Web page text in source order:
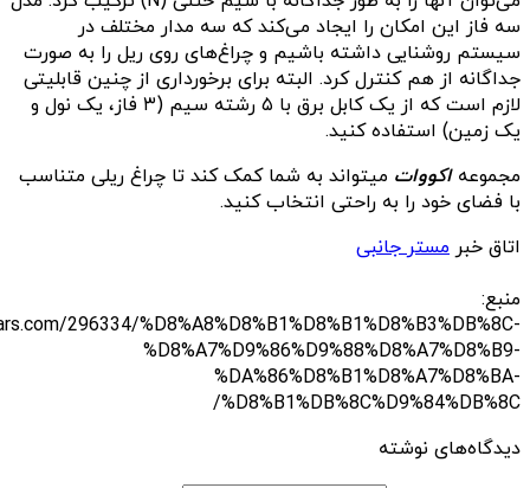
سه فاز این امکان را ایجاد می‌کند که سه مدار مختلف در
سیستم روشنایی داشته باشیم و چراغ‌های روی ریل را به صورت
جداگانه از هم کنترل کرد. البته برای برخورداری از چنین قابلیتی
لازم است که از یک کابل برق با ۵ رشته سیم (۳ فاز، یک نول و
یک زمین) استفاده کنید.
مجموعهاکووات میتواند به شما کمک کند تا چراغ ریلی متناسب
با فضای خود را به راحتی انتخاب کنید.
اتاق خبر مستر جانبی
منبع:
296334/%D8%A8%D8%B1%D8%B1%D8%B3%DB%8C-
%D8%A7%D9%86%D9%88%D8%A7%D8%B9-
%DA%86%D8%B1%D8%A7%D8%BA-
%D8%B1%DB%8C%D9%84%DB%8C/
دیدگاه‌های نوشته